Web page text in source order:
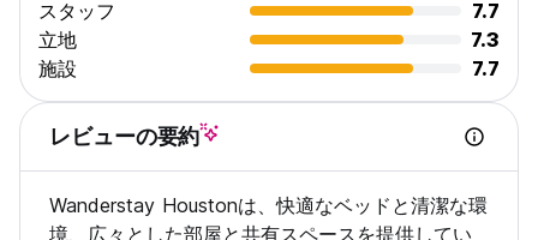
す。
ヒューストン滞在中に楽しいことや見るべき興味深い場所を探し
ている場合は、以下にリストされている場所のいくつかをチェッ
クしてください。これらの場所はすべて、当社の所在地から徒
歩、自転車、または車ですぐの距離にあります。
ル、BBVA コンパス スタジアム: 2.3 マイル、ミニッツ メイド パ
ーク: 2.6 マイル、ジョージ R ブラウン コンベンション センタ
スタッフ
7.7
立地
7.3
施設
7.7
レビューの要約
Wanderstay Houstonは、快適なベッドと清潔な環
境、広々とした部屋と共有スペースを提供してい